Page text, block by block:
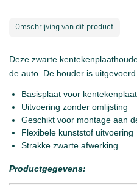
Omschrijving van dit product
Deze zwarte
de auto. De houder is
Basisplaat voor
Uitvoering zonder omlijsting
Geschikt voor montage aan
Flexibele kunststof uitvoering
Strakke zwarte afwerking
Productgegevens: